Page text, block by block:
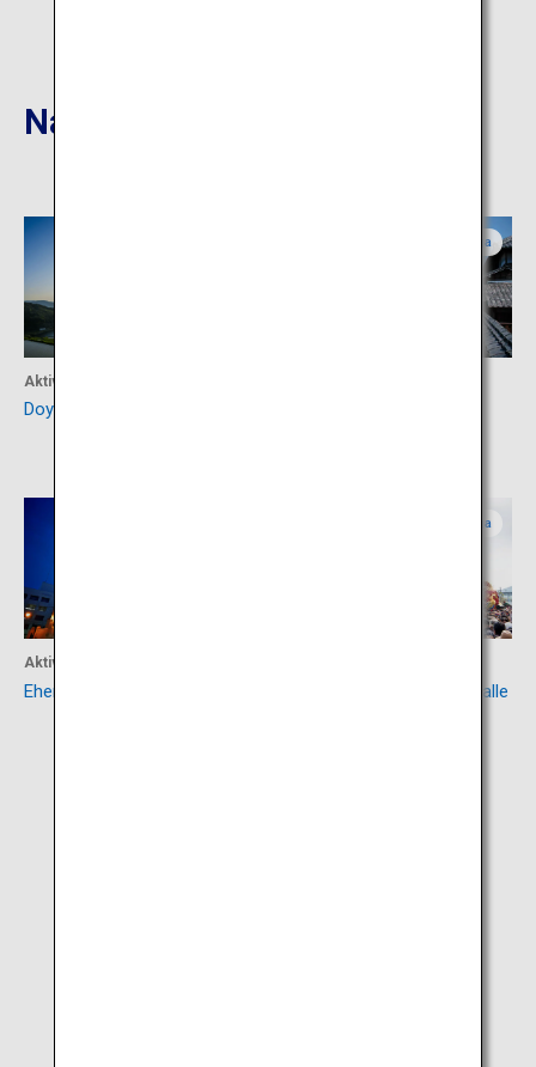
Nahgelegene Reiseziele
Aktivität
Doya Tanada
Saga
Aktivität
Ehemalige Bank von Karatsu
Saga
Festwagen-Ausstellungshalle